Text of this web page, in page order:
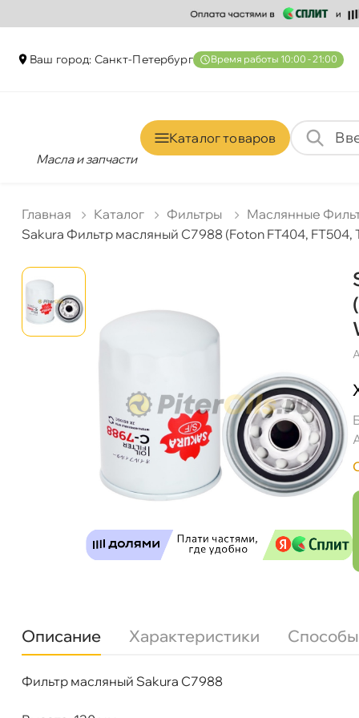
аш город: Санкт-Петербур ремя работы 10:00 - 21:00
Масла и запчасти
Каталог товаро
Главная Катало Фильтры Маслянные
Sakura Фильтр масляный C7988 (Foton FT404, FT504,
Описание Характеристики
Фильтр масляный Sakura C7988
Бренд
Sakura